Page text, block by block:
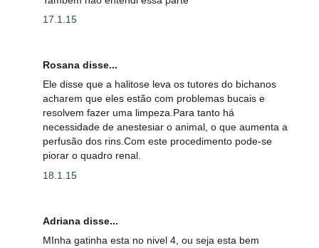
17.1.15
Rosana disse...
Ele disse que a halitose leva os tutores do bichanos
acharem que eles estão com problemas bucais e
resolvem fazer uma limpeza.Para tanto há
necessidade de anestesiar o animal, o que aumenta a
perfusão dos rins.Com este procedimento pode-se
piorar o quadro renal.
18.1.15
Adriana disse...
MInha gatinha esta no nivel 4, ou seja esta bem